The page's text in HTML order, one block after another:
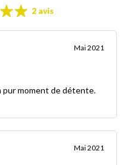
2 avis
Mai 2021
pur moment de détente.
Mai 2021